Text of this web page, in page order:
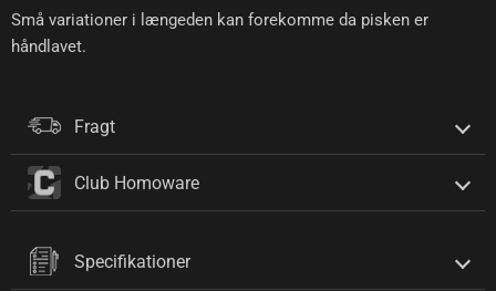
Små variationer i længeden kan forekomme da pisken er
håndlavet.
Fragt
Club Homoware
Specifikationer